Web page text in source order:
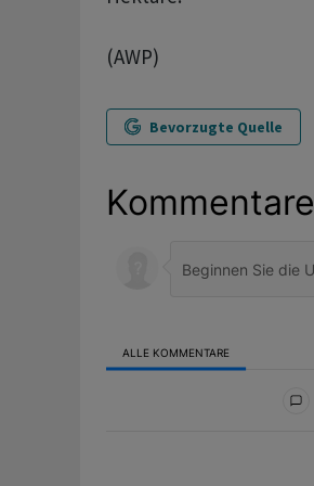
(AWP)
Bevorzugte Quelle
Kommentare
ALLE KOMMENTARE